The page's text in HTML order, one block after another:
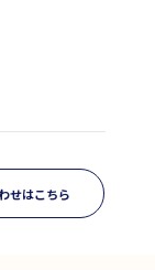
せはこちら